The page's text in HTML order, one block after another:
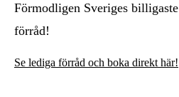
Förmodligen Sveriges billigaste
förråd!
Se lediga förråd och boka direkt här!